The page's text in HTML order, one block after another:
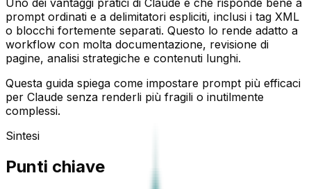
prompt ordinati e a delimitatori espliciti, inclusi i tag XML
o blocchi fortemente separati. Questo lo rende adatto a
workflow con molta documentazione, revisione di
pagine, analisi strategiche e contenuti lunghi.
Questa guida spiega come impostare prompt più efficaci
per Claude senza renderli più fragili o inutilmente
complessi.
Sintesi
Punti chiave